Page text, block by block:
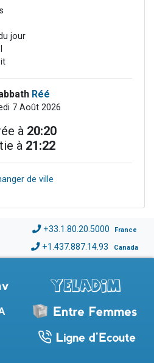
jour
Réé
7 Août 2026
à 20:20
à 21:22
de ville
+33.1.80.20.5000 France
+1.437.887.14.93 Canada